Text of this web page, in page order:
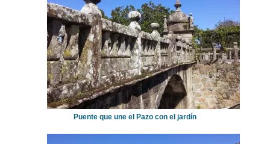
Puente que une el Pazo con el jardín